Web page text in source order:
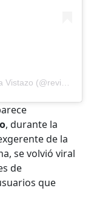
, durante la
de la
se volvió viral
de
que